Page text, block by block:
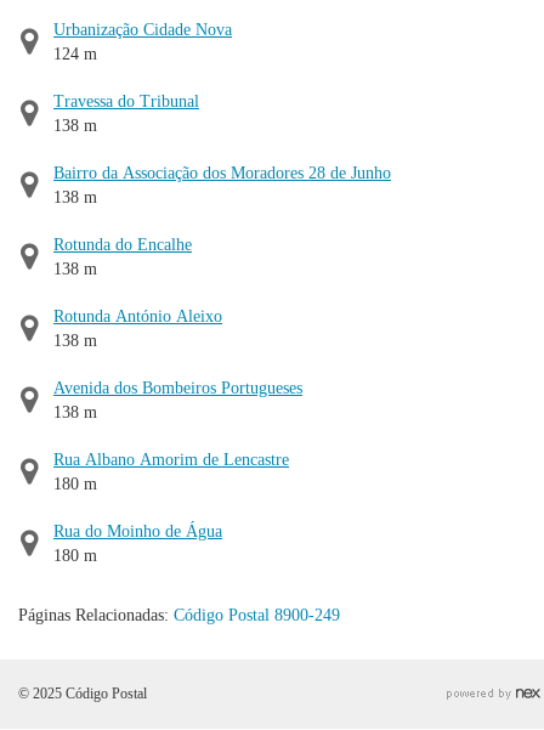
Urbanização Cidade Nova
124 m
Travessa do Tribunal
138 m
Bairro da Associação dos Moradores 28 de Junho
138 m
Rotunda do Encalhe
138 m
Rotunda António Aleixo
138 m
Avenida dos Bombeiros Portugueses
138 m
Rua Albano Amorim de Lencastre
180 m
Rua do Moinho de Água
180 m
Páginas Relacionadas: Código Postal 8900-249
© 2025 Código Postal